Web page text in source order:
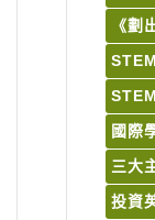
《劃
國際
三大
投資